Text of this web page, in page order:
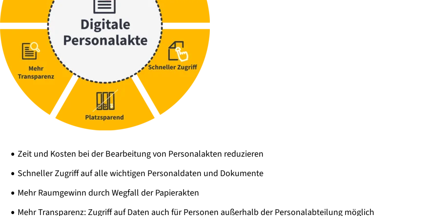
Zeit und Kosten bei der Bearbeitung von Personalakten reduzieren
Schneller Zugriff auf alle wichtigen Personaldaten und Dokumente
Mehr Raumgewinn durch Wegfall der Papierakten
Mehr Transparenz: Zugriff auf Daten auch für Personen außerhalb der Personalabteilung möglich